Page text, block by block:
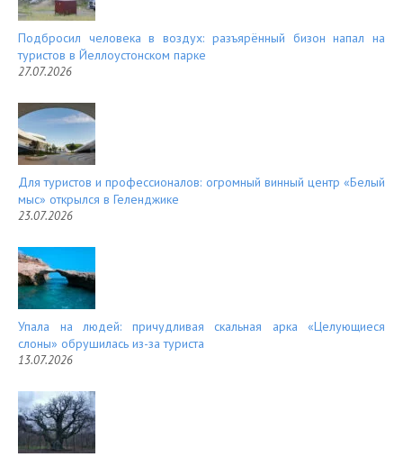
Подбросил человека в воздух: разъярённый бизон напал на
туристов в Йеллоустонском парке
27.07.2026
Для туристов и профессионалов: огромный винный центр «Белый
мыс» открылся в Геленджике
23.07.2026
Упала на людей: причудливая скальная арка «Целующиеся
слоны» обрушилась из-за туриста
13.07.2026